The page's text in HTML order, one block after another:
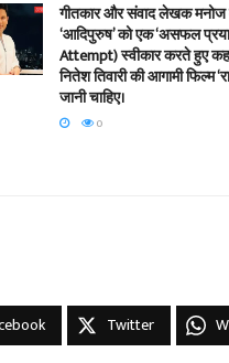
गीतकार और संवाद लेखक मनोज
‘आदिपुरुष’ को एक ‘असफल
Attempt) स्वीकार करते हुए
नितेश तिवारी की आगामी फिल्म
जानी चाहिए।
0
Twitter